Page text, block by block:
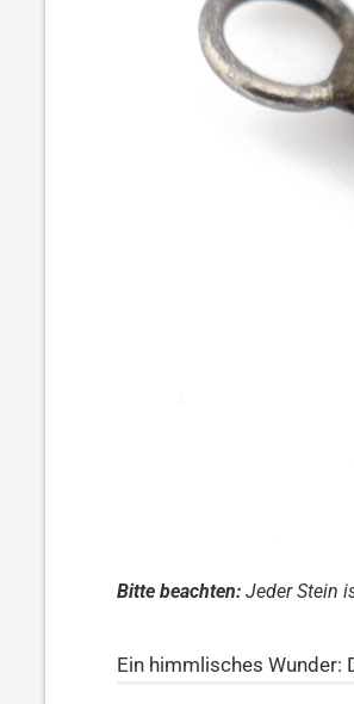
Bitte beachten: Jeder Stein
Ein himmlisches Wunder: